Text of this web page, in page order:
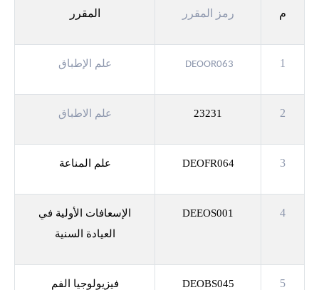
م رمز المقرر المقرر
1
DEOOR063 علم الإطباق
2
23231 علم الاطباق
3
DEOFR064 علم المناعة
4
DEEOS001
الإسعافات الأولية في
العيادة السنية
5
DEOBS045 فيزيولوجيا الفم